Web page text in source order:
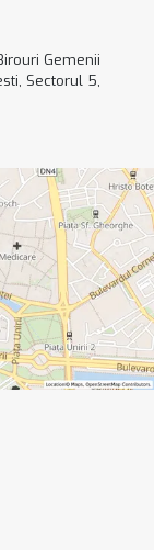
Gemenii
Sectorul 5,